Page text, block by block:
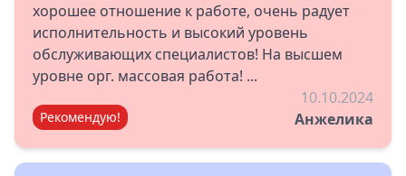
хорошее отношение к работе, очень радует
исполнительность и высокий уровень
обслуживающих специалистов! На высшем
уровне орг. массовая работа! ...
Рекомендую!
10.10.2024
Анжелика